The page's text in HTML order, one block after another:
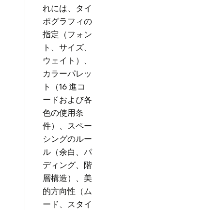
れには、タイ
ポグラフィの
指定（フォン
ト、サイズ、
ウェイト）、
カラーパレッ
ト（16 進コ
ードおよび各
色の使用条
件）、スペー
シングのルー
ル（余白、パ
ディング、階
層構造）、美
的方向性（ム
ード、スタイ